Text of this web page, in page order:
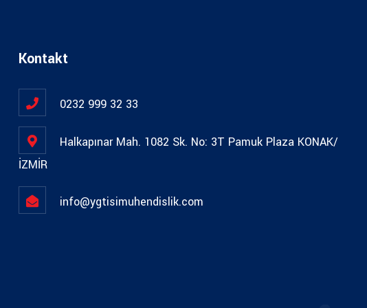
Kontakt
0232 999 32 33
Halkapınar Mah. 1082 Sk. No: 3T Pamuk Plaza KONAK/
İZMİR
info@ygtisimuhendislik.com